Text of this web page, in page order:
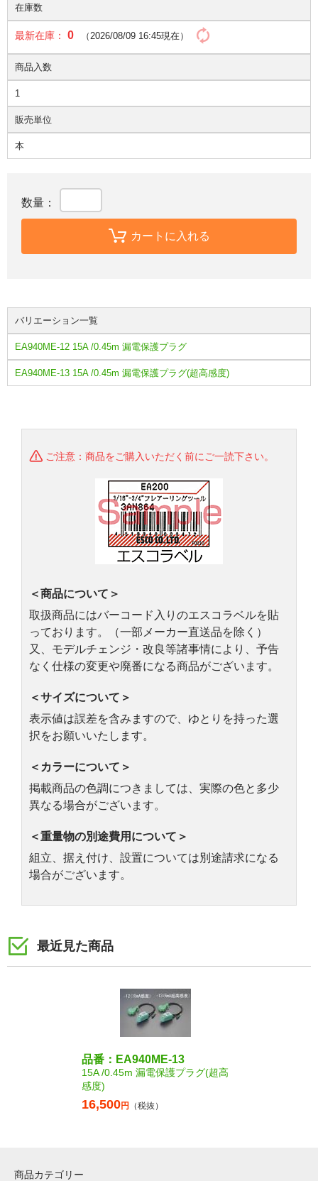
在庫数
最新在庫： 0 （2026/08/09 16:45現在）
商品入数
1
販売単位
本
数量：
カートに入れる
バリエーション一覧
EA940ME-12 15A /0.45m 漏電保護プラグ
EA940ME-13 15A /0.45m 漏電保護プラグ(超高感度)
ご注意：商品をご購入いただく前にご一読下さい。
＜商品について＞
取扱商品にはバーコード入りのエスコラベルを貼
っております。（一部メーカー直送品を除く）
又、モデルチェンジ・改良等諸事情により、予告
なく仕様の変更や廃番になる商品がございます。
＜サイズについて＞
表示値は誤差を含みますので、ゆとりを持った選
択をお願いいたします。
＜カラーについて＞
掲載商品の色調につきましては、実際の色と多少
異なる場合がございます。
＜重量物の別途費用について＞
組立、据え付け、設置については別途請求になる
場合がございます。
最近見た商品
品番：EA940ME-13
15A /0.45m 漏電保護プラグ(超高
感度)
16,500円 （税抜）
商品カテゴリー